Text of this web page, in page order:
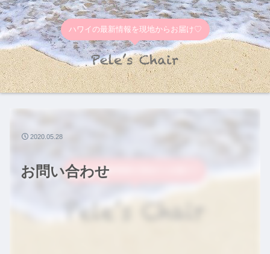
ハワイの最新情報を現地からお届け♡
お問い合わせ
2020.05.28